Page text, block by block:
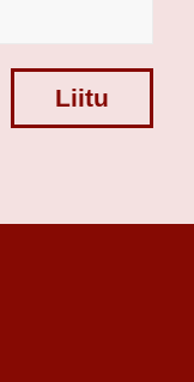
Liitu